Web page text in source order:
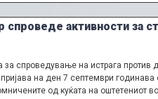
спроведе активности за
спроведување на истрага против
на ден 7 септември годинава
од куќата на оштетениот